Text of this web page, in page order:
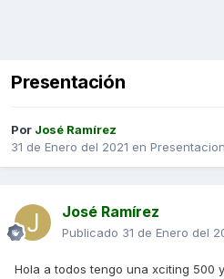
Presentación
Por José Ramírez
31 de Enero del 2021 en
José Ramírez
Publicado 31 de Enero del
Hola a todos tengo una xciting 500